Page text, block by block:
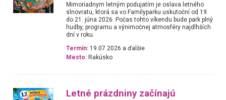
Mimoriadnym letným podujatím je oslava letného
slnovratu, ktorá sa vo Familyparku uskutoční od 19.
do 21. júna 2026. Počas tohto víkendu bude park plný
hudby, programu a výnimočnej atmosféry najdlhších
dní v roku.
Termín: 19.07.2026 a ďalšie
Mesto: Rakúsko
Letné prázdniny začínajú